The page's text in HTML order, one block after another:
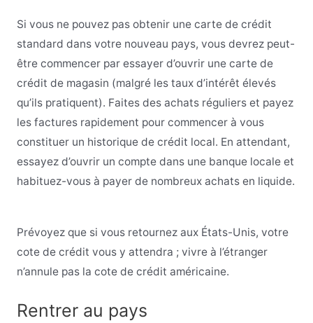
Si vous ne pouvez pas obtenir une carte de crédit
standard dans votre nouveau pays, vous devrez peut-
être commencer par essayer d’ouvrir une carte de
crédit de magasin (malgré les taux d’intérêt élevés
qu’ils pratiquent). Faites des achats réguliers et payez
les factures rapidement pour commencer à vous
constituer un historique de crédit local. En attendant,
essayez d’ouvrir un compte dans une banque locale et
habituez-vous à payer de nombreux achats en liquide.
Prévoyez que si vous retournez aux États-Unis, votre
cote de crédit vous y attendra ; vivre à l’étranger
n’annule pas la cote de crédit américaine.
Rentrer au pays